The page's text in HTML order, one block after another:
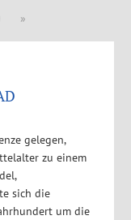
»
gelegen,
zu einem
sich die
um die